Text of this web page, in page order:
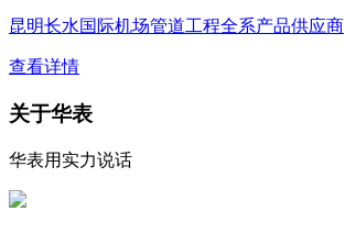
昆明长水国际机场管道工程全系产品供应商
查看详情
关于华表
华表用实力说话